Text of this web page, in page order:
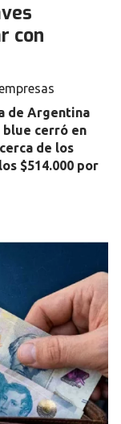
con
de Argentina
blue cerró en
de los
$514.000 por